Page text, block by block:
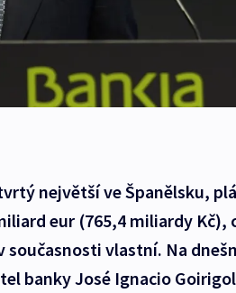
největší ve Španělsku,
eur (765,4 miliardy Kč),
vlastní. Na
banky José Ignacio